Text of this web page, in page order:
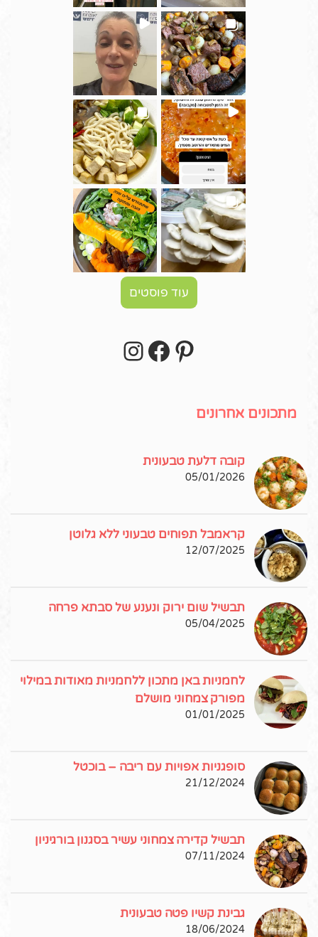
עוד פוסטים
Pinterest
Facebook
מתכונים אחרונים
קובה דלעת טבעונית
05/01/2026
קראמבל תפוחים טבעוני ללא גלוטן
12/07/2025
תבשיל שום ירוק ונענע של סבתא פרחה
05/04/2025
לחמניות באן מתכון ללחמניות מאודות במילוי
מפורק צמחוני מושלם
01/01/2025
סופגניות אפויות עם ריבה – בוכטל
21/12/2024
תבשיל קדירה צמחוני עשיר בסגנון בורגיניון
07/11/2024
גבינת קשיו פטה טבעונית
18/06/2024